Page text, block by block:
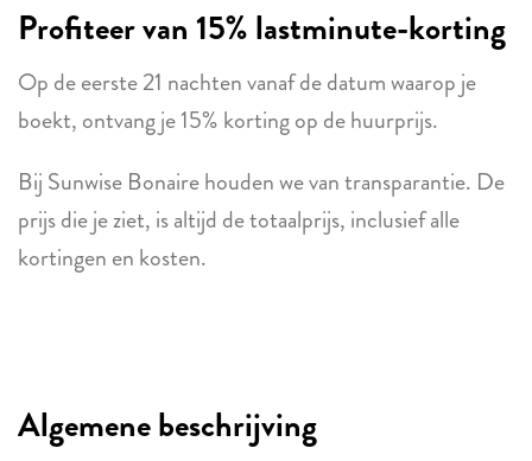
Profiteer van 15% lastminute-korting
Op de eerste 21 nachten vanaf de datum waarop je
boekt, ontvang je 15% korting op de huurprijs.
Bij Sunwise Bonaire houden we van transparantie. De
prijs die je ziet, is altijd de totaalprijs, inclusief alle
kortingen en kosten.
Algemene beschrijving